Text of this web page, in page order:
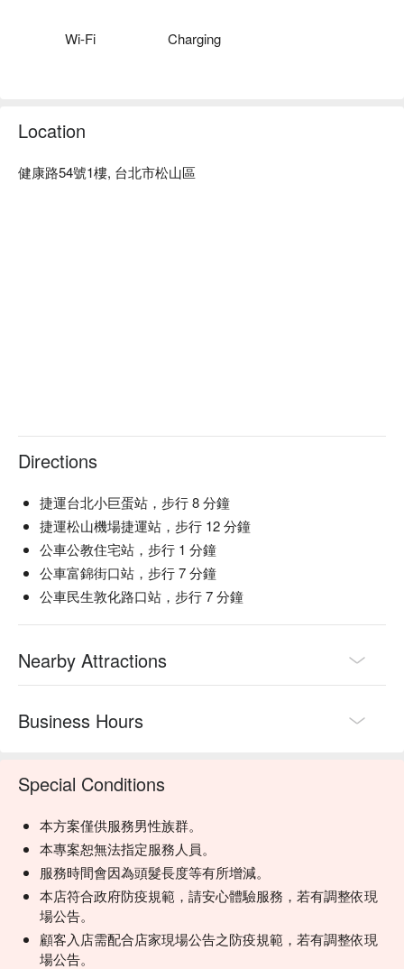
世紀髮型 民生店預約、世紀髮型 民生店價格立刻查看⬇︎
Wi-Fi Charging
Location
健康路54號1樓, 台北市松山區
Directions
捷運台北小巨蛋站，步行 8 分鐘
捷運松山機場捷運站，步行 12 分鐘
公車公教住宅站，步行 1 分鐘
公車富錦街口站，步行 7 分鐘
公車民生敦化路口站，步行 7 分鐘
Nearby Attractions
Business Hours
Special Conditions
本方案僅供服務男性族群。
本專案恕無法指定服務人員。
服務時間會因為頭髮長度等有所增減。
本店符合政府防疫規範，請安心體驗服務，若有調整依現
場公告。
顧客入店需配合店家現場公告之防疫規範，若有調整依現
場公告。